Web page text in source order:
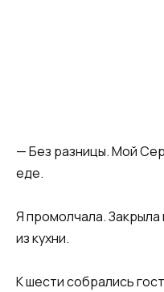
— Без разницы. Мой
еде.
Я промолчала.
из кухни.
К шести собрались